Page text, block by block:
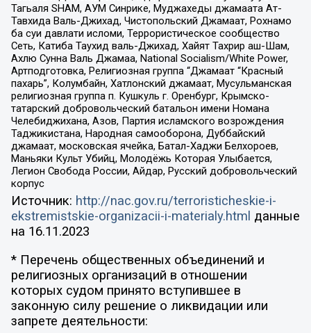
Тагьаля SHAM, АУМ Синрике, Муджахеды джамаата Ат-
Тавхида Валь-Джихад, Чистопольский Джамаат, Рохнамо
ба суи давлати исломи, Террористическое сообщество
Сеть, Катиба Таухид валь-Джихад, Хайят Тахрир аш-Шам,
Ахлю Сунна Валь Джамаа, National Socialism/White Power,
Артподготовка, Религиозная группа “Джамаат “Красный
пахарь”, Колумбайн, Хатлонский джамаат, Мусульманская
религиозная группа п. Кушкуль г. Оренбург, Крымско-
татарский добровольческий батальон имени Номана
Челебиджихана, Азов, Партия исламского возрождения
Таджикистана, Народная самооборона, Дуббайский
джамаат, московская ячейка, Батал-Хаджи Белхороев,
Маньяки Культ Убийц, Молодёжь Которая Улыбается,
Легион Свобода России, Айдар, Русский добровольческий
корпус
Источник: http://nac.gov.ru/terroristicheskie-i-
ekstremistskie-organizacii-i-materialy.html данные
на 16.11.2023
* Перечень общественных объединений и
религиозных организаций в отношении
которых судом принято вступившее в
законную силу решение о ликвидации или
запрете деятельности: